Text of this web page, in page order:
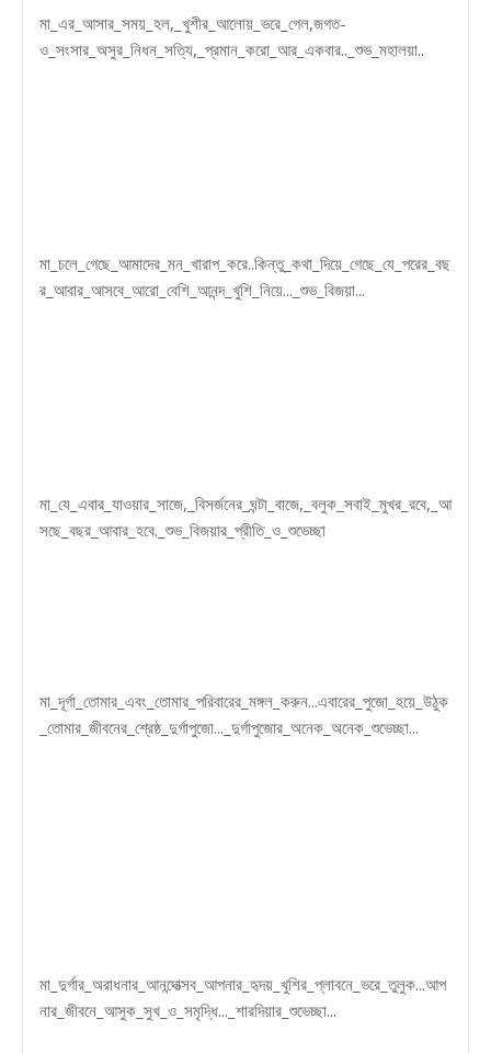
মা_এর_আসার_সময়_হল,_খুশীর_আলোয়_ভরে_গেল,জগত-
ও_সংসার_অসুর_নিধন_সত্যি,_প্রমান_করো_আর_একবার.._শুভ_মহালয়া..
মা_চলে_গেছে_আমাদের_মন_খারাপ_করে..কিন্তু_কথা_দিয়ে_গেছে_যে_পরের_বছ
র_আবার_আসবে_আরো_বেশি_আনন্দ_খুশি_নিয়ে..._শুভ_বিজয়া...
মা_যে_এবার_যাওয়ার_সাজে,_বিসর্জনের_ঘন্টা_বাজে,_বলুক_সবাই_মুখর_রবে,_আ
সছে_বছর_আবার_হবে._শুভ_বিজয়ার_প্রীতি_ও_শুভেচ্ছা
মা_দূর্গা_তোমার_এবং_তোমার_পরিবারের_মঙ্গল_করুন...এবারের_পুজো_হয়ে_উঠুক
_তোমার_জীবনের_শ্রেষ্ঠ_দুর্গাপুজো..._দুর্গাপুজোর_অনেক_অনেক_শুভেচ্ছা...
মা_দুর্গার_অরাধনার_আনন্দোত্সব_আপনার_হৃদয়_খুশির_প্লাবনে_ভরে_তুলুক...আপ
নার_জীবনে_আসুক_সুখ_ও_সমৃদ্ধি..._শারদিয়ার_শুভেচ্ছা...